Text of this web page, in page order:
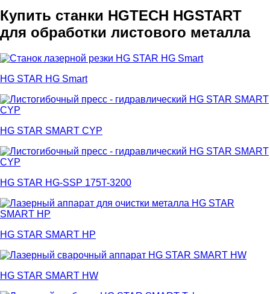
Купить станки HGTECH HGSTART
для обработки листового металла
HG STAR HG Smart
HG STAR SMART CYP
HG STAR HG-SSP 175T-3200
HG STAR SMART HP
HG STAR SMART HW